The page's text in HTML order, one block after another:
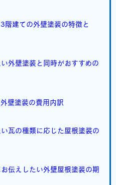
階建ての外壁塗装の特徴と
外壁塗装と同時がおすすめの
壁塗装の費用内訳
瓦の種類に応じた屋根塗装の
伝えしたい外壁屋根塗装の期